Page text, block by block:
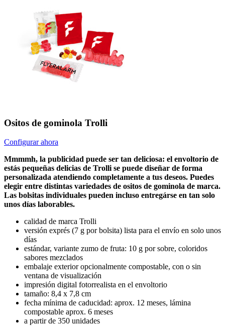
Ositos de gominola Trolli
Configurar ahora
Mmmmh, la publicidad puede ser tan deliciosa: el envoltorio de
estás pequeñas delicias de Trolli se puede diseñar de forma
personalizada atendiendo completamente a tus deseos. Puedes
elegir entre distintas variedades de ositos de gominola de marca.
Las bolsitas individuales pueden incluso entregárse en tan solo
unos días laborables.
calidad de marca Trolli
versión exprés (7 g por bolsita) lista para el envío en solo unos
días
estándar, variante zumo de fruta: 10 g por sobre, coloridos
sabores mezclados
embalaje exterior opcionalmente compostable, con o sin
ventana de visualización
impresión digital fotorrealista en el envoltorio
tamaño: 8,4 x 7,8 cm
fecha mínima de caducidad: aprox. 12 meses, lámina
compostable aprox. 6 meses
a partir de 350 unidades